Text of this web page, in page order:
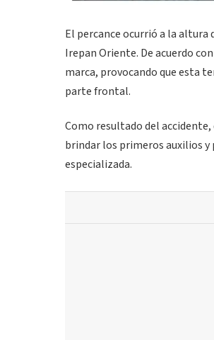
El percance ocurrió a la altura
Irepan Oriente. De acuerdo
marca, provocando que esta
parte frontal.
Como resultado del
brindar los primeros auxilios
especializada.